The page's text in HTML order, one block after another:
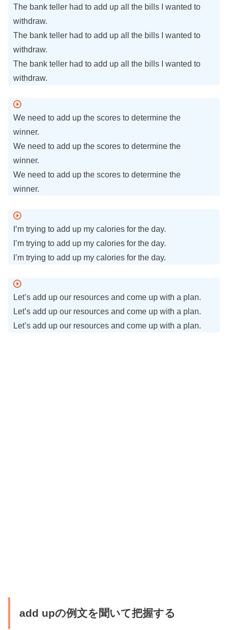
The bank teller had to add up all the bills I wanted to
withdraw.
The bank teller had to add up all the bills I wanted to
withdraw.
The bank teller had to add up all the bills I wanted to
withdraw.
We need to add up the scores to determine the
winner.
We need to add up the scores to determine the
winner.
We need to add up the scores to determine the
winner.
I’m trying to add up my calories for the day.
I’m trying to add up my calories for the day.
I’m trying to add up my calories for the day.
Let’s add up our resources and come up with a plan.
Let’s add up our resources and come up with a plan.
Let’s add up our resources and come up with a plan.
add upの例文を聞いて把握する